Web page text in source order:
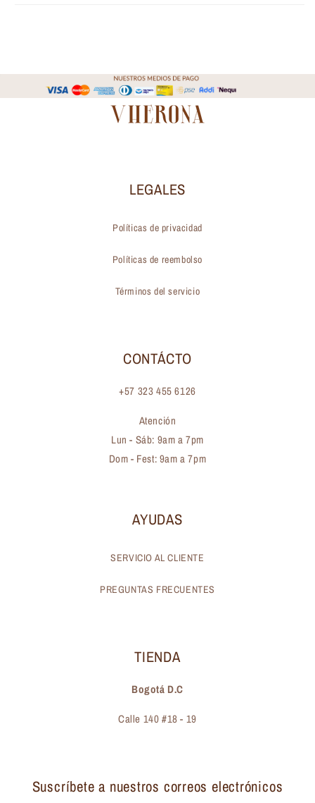
LEGALES
Políticas de privacidad
Políticas de reembolso
Términos del servicio
CONTÁCTO
+57 323 455 6126
Atención
Lun - Sáb: 9am a 7pm
Dom - Fest: 9am a 7pm
AYUDAS
SERVICIO AL CLIENTE
PREGUNTAS FRECUENTES
TIENDA
Bogotá D.C
Calle 140 #18 - 19
Suscríbete a nuestros correos electrónicos